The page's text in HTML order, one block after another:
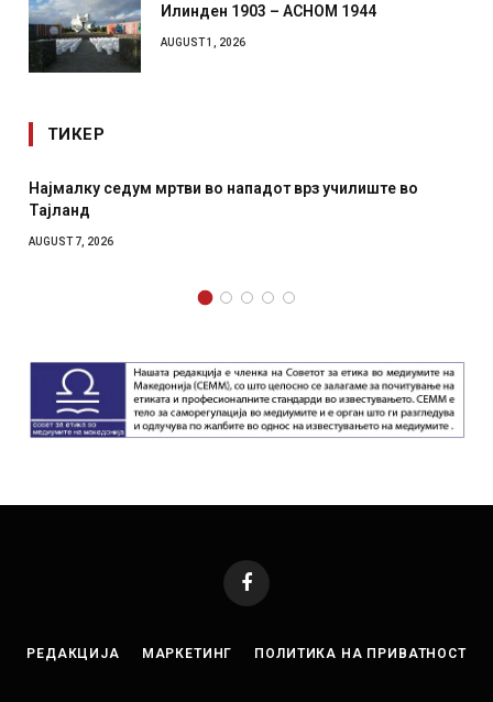
Илинден 1903 – АСНОМ 1944
AUGUST 1, 2026
ТИКЕР
Најмалку седум мртви во нападот врз училиште во
Тајланд
AUGUST 7, 2026
Facebook
РЕДАКЦИЈА МАРКЕТИНГ ПОЛИТИКА НА ПРИВАТНОСТ